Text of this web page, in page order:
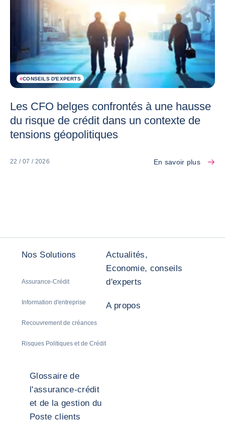
#CONSEILS D'EXPERTS
Les CFO belges confrontés à une hausse
du risque de crédit dans un contexte de
tensions géopolitiques
22 / 07 / 2026 En savoir plus
Nos Solutions
Assurance-Crédit
Information d'entreprise
Recouvrement de créances
Risques Politiques et de Crédit
Actualités,
Economie, conseils
d'experts
A propos
Glossaire de
l'assurance-crédit
et de la gestion du
Poste clients